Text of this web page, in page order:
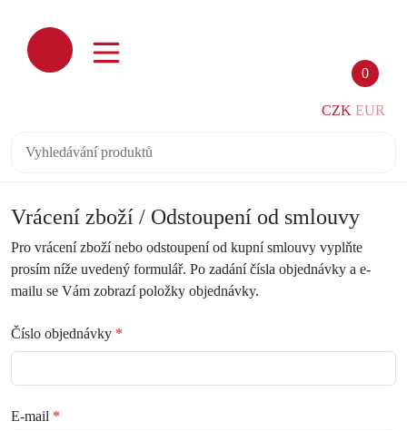
0
CZK EUR
Vrácení zboží / Odstoupení od smlouvy
Pro vrácení zboží nebo odstoupení od kupní smlouvy vyplňte
prosím níže uvedený formulář. Po zadání čísla objednávky a e-
mailu se Vám zobrazí položky objednávky.
Číslo objednávky *
E-mail *